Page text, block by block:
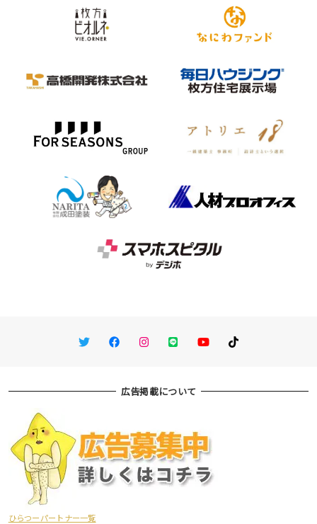
TwitterFacebookInstagram
LINE You TubeTikTok
広告掲載について
ひらつーパートナー一覧